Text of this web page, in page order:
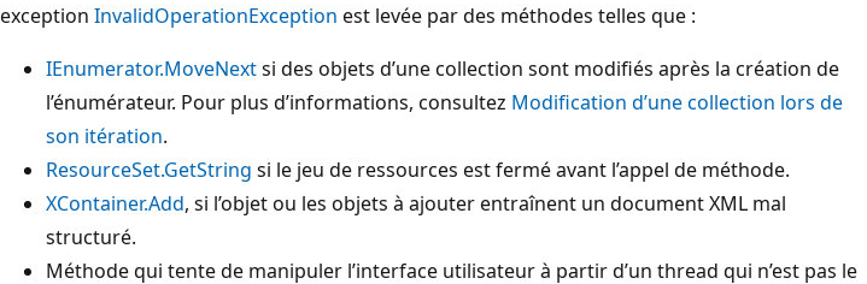
exception InvalidOperationException est levée par des méthodes telles que :
IEnumerator.MoveNextsi des objets d’une collection sont modifiés après la création de
l’énumérateur. Pour plus d’informations, consultez Modification d’une collection lors de
son itération.
ResourceSet.GetString si le jeu de ressources est fermé avant l’appel de méthode.
XContainer.Add, si l’objet ou les objets à ajouter entraînent un document XML mal
structuré.
Méthode qui tente de manipuler l’interface utilisateur à partir d’un thread qui n’est pas le